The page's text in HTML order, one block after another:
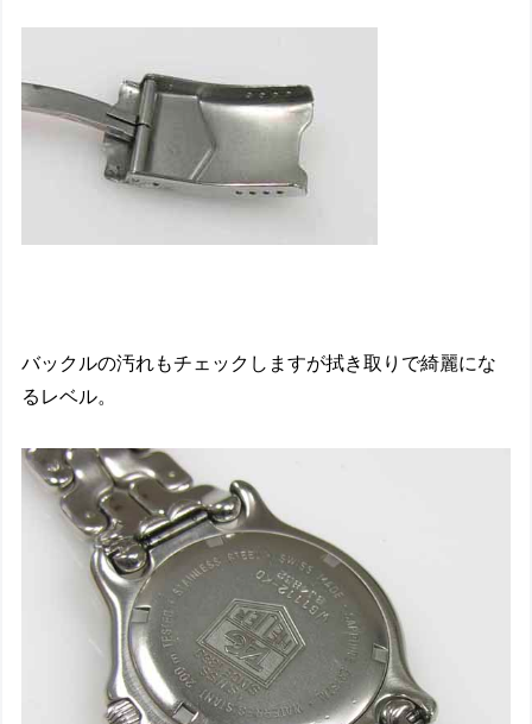
バックルの汚れもチェックしますが拭き取りで綺麗にな
るレベル。